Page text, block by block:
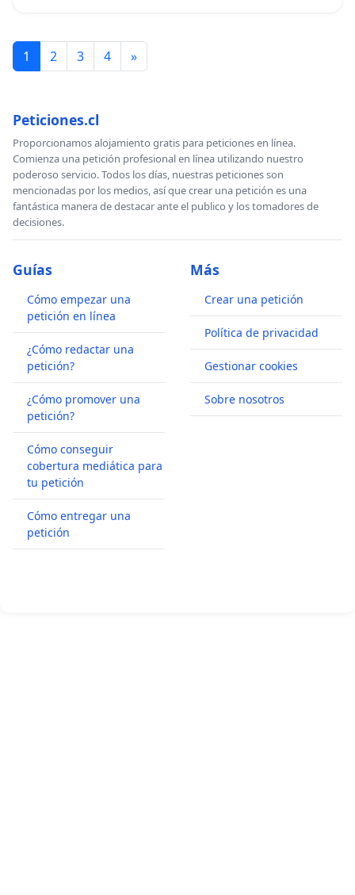
1 2 3 4 »
Peticiones.cl
Proporcionamos alojamiento gratis para peticiones en línea.
Comienza una petición profesional en línea utilizando nuestro
poderoso servicio. Todos los días, nuestras peticiones son
mencionadas por los medios, así que crear una petición es una
fantástica manera de destacar ante el publico y los tomadores de
decisiones.
Guías
Cómo empezar una
petición en línea
¿Cómo redactar una
petición?
¿Cómo promover una
petición?
Cómo conseguir
cobertura mediática para
tu petición
Cómo entregar una
petición
Más
Crear una petición
Política de privacidad
Gestionar cookies
Sobre nosotros